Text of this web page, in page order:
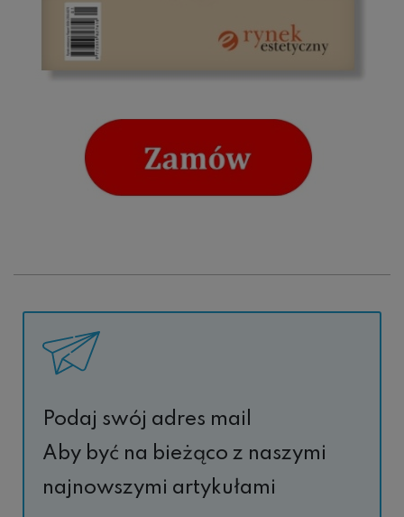
Podaj swój adres mail
Aby być na bieżąco z naszymi
najnowszymi artykułami